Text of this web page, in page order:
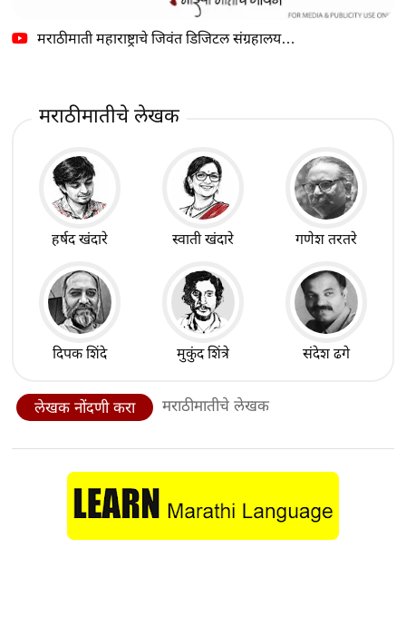
मराठीमाती महाराष्ट्राचे जिवंत डिजिटल संग्रहालय…
मराठीमातीचे लेखक
हर्षद खंदारे स्वाती खंदारे गणेश तरतरे
दिपक शिंदे मुकुंद शिंत्रे संदेश ढगे
लेखक नोंदणी करा मराठीमातीचे लेखक